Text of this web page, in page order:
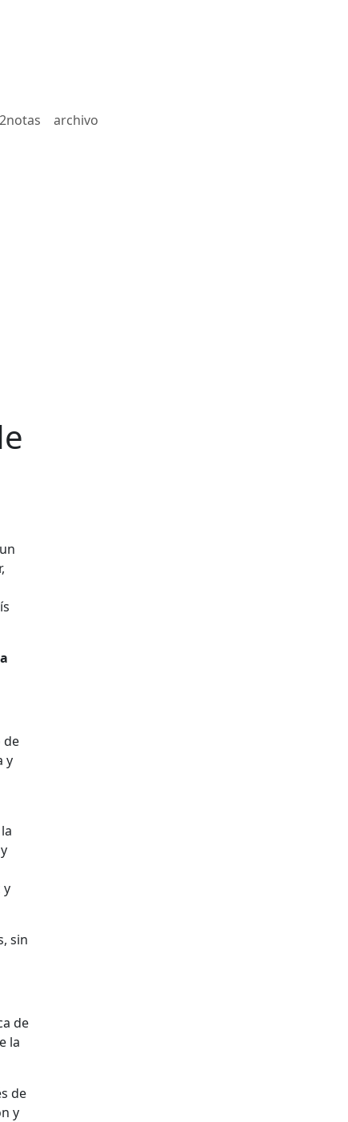
archivo
de
y
y
sin
de
la
de
y